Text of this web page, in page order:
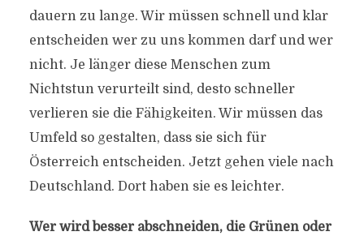
dauern zu lange. Wir müssen schnell und klar
entscheiden wer zu uns kommen darf und wer
nicht. Je länger diese Menschen zum
Nichtstun verurteilt sind, desto schneller
verlieren sie die Fähigkeiten. Wir müssen das
Umfeld so gestalten, dass sie sich für
Österreich entscheiden. Jetzt gehen viele nach
Deutschland. Dort haben sie es leichter.
Wer wird besser abschneiden, die Grünen oder